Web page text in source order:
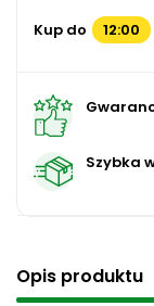
Kup do 12:00
Szybka
Opis produktu